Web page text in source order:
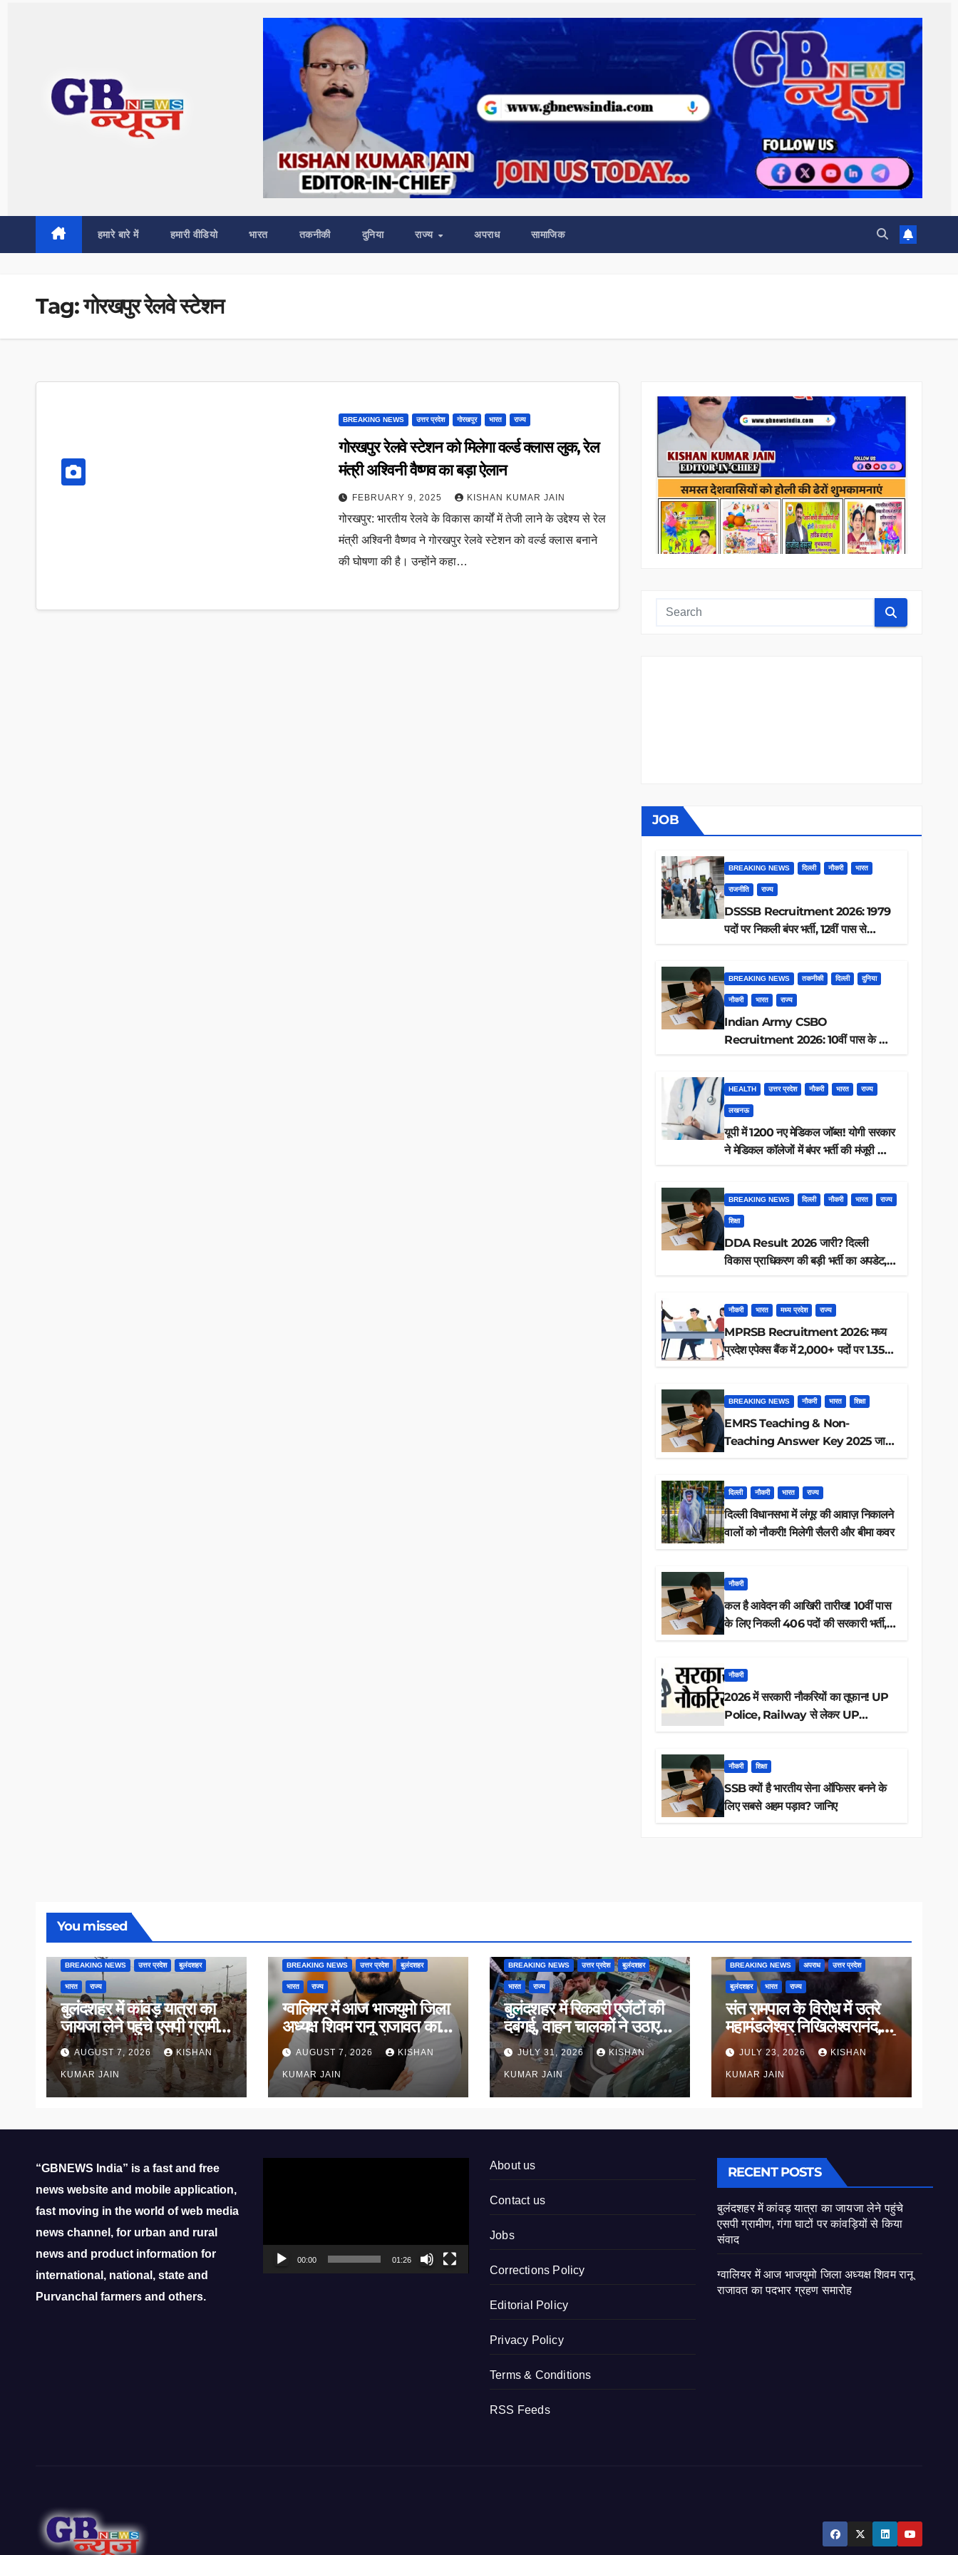
हमारे बारे में हमारी वीडियो भारत तकनीकी दुनिया राज्य अपराध सामाजिक
Tag:गोरखपुर रेलवे स्टेशन
BREAKING NEWS उत्तर प्रदेश गोरखपुर भारत राज्य
गोरखपुर रेलवे स्टेशन को मिलेगा वर्ल्ड क्लास लुक, रेल
मंत्री अश्विनी वैष्णव का बड़ा ऐलान
FEBRUARY 9, 2025 KISHAN KUMAR JAIN
गोरखपुर: भारतीय रेलवे के विकास कार्यों में तेजी लाने के उद्देश्य से रेल
मंत्री अश्विनी वैष्णव ने गोरखपुर रेलवे स्टेशन को वर्ल्ड क्लास बनाने
की घोषणा की है। उन्होंने कहा…
JOB
BREAKING NEWS दिल्ली नौकरी भारत
राजनीति राज्य
DSSSB Recruitment 2026: 1979
पदों पर निकली बंपर भर्ती, 12वीं पास से
BREAKING NEWS तकनीकी दिल्ली दुनिया
नौकरी भारत राज्य
Indian Army CSBO
Recruitment 2026: 10वीं पास के लिए
HEALTH उत्तर प्रदेश नौकरी भारत राज्य
लखनऊ
यूपी में 1200 नए मेडिकल जॉब्स! योगी सरकार
ने मेडिकल कॉलेजों में बंपर भर्ती की मंजूरी —
BREAKING NEWS दिल्ली नौकरी भारत राज्य
शिक्षा
DDA Result 2026 जारी? दिल्ली
विकास प्राधिकरण की बड़ी भर्ती का अपडेट,
नौकरी भारत मध्य प्रदेश राज्य
MPRSB Recruitment 2026: मध्य
प्रदेश एपेक्स बैंक में 2,000+ पदों पर 1.35
BREAKING NEWS नौकरी भारत शिक्षा
EMRS Teaching & Non-
Teaching Answer Key 2025 जारी,
दिल्ली नौकरी भारत राज्य
दिल्ली विधानसभा में लंगूर की आवाज़ निकालने
वालों को नौकरी! मिलेगी सैलरी और बीमा कवर
नौकरी
कल है आवेदन की आखिरी तारीख! 10वीं पास
के लिए निकली 406 पदों की सरकारी भर्ती,
नौकरी
2026 में सरकारी नौकरियों का तूफान! UP
Police, Railway से लेकर UP
नौकरी शिक्षा
SSB क्यों है भारतीय सेना ऑफिसर बनने के
लिए सबसे अहम पड़ाव? जानिए
You missed
BREAKING NEWS उत्तर प्रदेश बुलंदशहर
भारत राज्य
बुलंदशहर में कांवड़ यात्रा का
जायजा लेने पहुंचे एसपी ग्रामीण,
गंगा घाटों पर कांवड़ियों से किया
संवाद
AUGUST 7, 2026 KISHAN
KUMAR JAIN
BREAKING NEWS उत्तर प्रदेश बुलंदशहर
भारत राज्य
ग्वालियर में आज भाजयुमो जिला
अध्यक्ष शिवम रानू राजावत का
पदभार ग्रहण समारोह
AUGUST 7, 2026 KISHAN
KUMAR JAIN
BREAKING NEWS उत्तर प्रदेश बुलंदशहर
भारत राज्य
बुलंदशहर में रिकवरी एजेंटों की
दबंगई, वाहन चालकों ने उठाए
पुलिस की भूमिका पर सवाल
JULY 31, 2026 KISHAN
KUMAR JAIN
BREAKING NEWS अपराध उत्तर प्रदेश
बुलंदशहर भारत राज्य
संत रामपाल के विरोध में उतरे
महामंडलेश्वर निखिलेश्वरानंद,
सनातन धर्म के सम्मान की उठाई
मांगJULY 23, 2026 KISHAN
KUMAR JAIN
“GBNEWS India” is a fast and free
news website and mobile application,
fast moving in the world of web media
news channel, for urban and rural
news and product information for
international, national, state and
Purvanchal farmers and others.
00:00 01:26
About us
Contact us
Jobs
Corrections Policy
Editorial Policy
Privacy Policy
Terms & Conditions
RSS Feeds
RECENT POSTS
बुलंदशहर में कांवड़ यात्रा का जायजा लेने पहुंचे
एसपी ग्रामीण, गंगा घाटों पर कांवड़ियों से किया
संवाद
ग्वालियर में आज भाजयुमो जिला अध्यक्ष शिवम रानू
राजावत का पदभार ग्रहण समारोह